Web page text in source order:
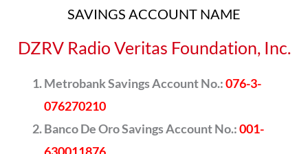
SAVINGS ACCOUNT NAME
DZRV Radio Veritas Foundation, Inc.
Metrobank Savings Account No.:076-3-
076270210
Banco De Oro Savings Account No.:001-